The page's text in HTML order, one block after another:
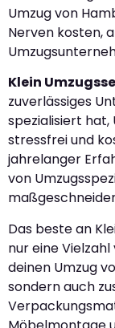
Umzug von
Nerven kosten,
Klein
zuverlässiges
spezialisiert hat,
stressfrei und
jahrelanger
von
Das beste an
nur eine
deinen Umzug
sondern auch